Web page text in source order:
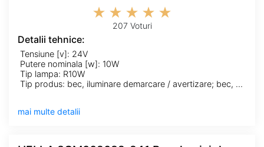
207 Voturi
Detalii tehnice:
Tensiune [v]: 24V
Putere nominala [w]: 10W
Tip lampa: R10W
Tip produs: bec, iluminare demarcare / avertizare; bec, iluminare numar circulatie; bec, lampa spate; bec, lumini interioare; bec,lumini de stationare
mai multe detalii